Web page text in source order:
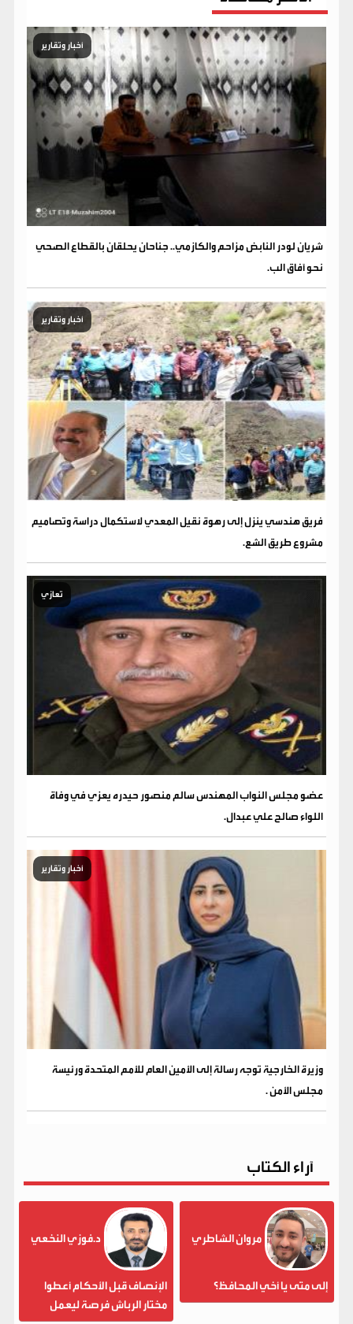
أخبار وتقارير
شريان لودر النابض مزاحم والكازمي.. جناحان يحلقان بالقطاع الصحي
نحو آفاق الب.
أخبار وتقارير
فريق هندسي ينزل إلى رهوة نقيل المعدي لاستكمال دراسة وتصاميم
مشروع طريق الشع.
تعازي
عضو مجلس النواب المهندس سالم منصور حيدره يعزي في وفاة
اللواء صالح علي عبدال.
أخبار وتقارير
وزيرة الخارجية توجه رسالة إلى الأمين العام للأمم المتحدة ورئيسة
مجلس الأمن .
آراء الكتاب
مروان الشاطري
إلى متى يا أخي المحافظ؟
د.فوزي النخعي
الإنصاف قبل الأحكام أعطوا
مختار الرباش فرصة ليعمل